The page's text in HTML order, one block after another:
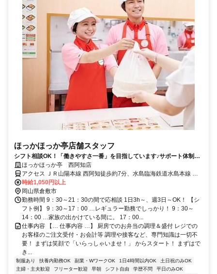
ほっかほっか亭店舗スタッフ
シフト相談OK！「働きやすさ一番」を目指しています♪サポート体制抜
群で未経験も安心して働ける環境★
ほっかほっか亭 西阿知店
アクセス ＪＲ山陽本線 西阿知徒歩約7分、水島臨海鉄道水島本線 球
場前（岡山県）徒歩約26分、水島臨海鉄道水島本線 西富井徒歩約27
分 西阿知駅より徒歩5分
時給1,050円以上
岡山県倉敷市
勤務時間 9：30～21：30の間で応相談 1日3h～、週3日～OK！ 【シ
フト例】 9：30～17：00 …レギュラー勤務でしっかり！ 9：30～
14：00 …家族の出かけている間に。 17：00...
仕事内容 【… 仕事内容 …】 厨房でのお弁当の調理＆盛付 レジでの
お客様のご注文受付・お会計等 調理や接客など、専門知識は一切不
要！ まずは笑顔で「いらっしゃいませ！」 からスタート！ まずはで
き...
制服あり 扶養内勤務OK 副業・WワークOK 1日4時間以内OK
土日祝のみOK
主婦・主夫歓迎
フリーター歓迎 早朝 シフト自由 学歴不問
平日のみOK